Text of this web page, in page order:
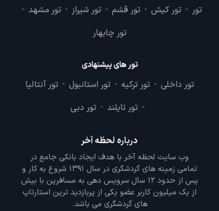
تور - تور کیش - تور قشم - تور شیراز - تور مشهد -
تور چابهار
تور های پیشنهادی
تور داخلی - تور ترکیه - تور استانبول - تور آنتالیا
- تور تایلند - تور دبی
درباره لحظه آخر
وب سایت لحظه آخر با هدف ایجاد بانکی جامع در
تمامی زمینه های گردشگری در سال 1391 شروع به کار و
پس از حدود 12 سال سرویس دهی به مسافرین با بیش
از یک میلیون کاربر عضو یکی از پربازدید ترین استارتاپ
های گردشگری می باشد.